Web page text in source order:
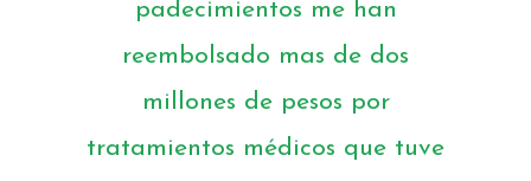
padecimientos me han
reembolsado mas de dos
millones de pesos por
tratamientos médicos que tuve